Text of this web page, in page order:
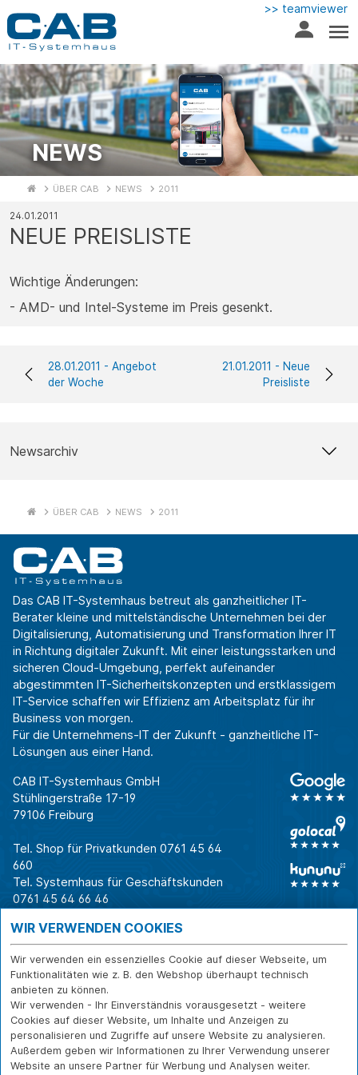
>> teamviewer
NEWS
ÜBER CAB NEWS 2011
24.01.2011
NEUE PREISLISTE
Wichtige Änderungen:
- AMD- und Intel-Systeme im Preis gesenkt.
28.01.2011 - Angebot
der Woche
21.01.2011 - Neue
Preisliste
Newsarchiv
ÜBER CAB NEWS 2011
Das CAB IT-Systemhaus betreut als ganzheitlicher IT-
Berater kleine und mittelständische Unternehmen bei der
Digitalisierung, Automatisierung und Transformation Ihrer IT
in Richtung digitaler Zukunft. Mit einer leistungsstarken und
sicheren Cloud-Umgebung, perfekt aufeinander
abgestimmten IT-Sicherheitskonzepten und erstklassigem
IT-Service schaffen wir Effizienz am Arbeitsplatz für ihr
Business von morgen.
Für die Unternehmens-IT der Zukunft - ganzheitliche IT-
Lösungen aus einer Hand.
CAB IT-Systemhaus GmbH
Stühlingerstraße 17-19
79106 Freiburg
Tel. Shop für Privatkunden 0761 45 64
660
Tel. Systemhaus für Geschäftskunden
0761 45 64 66 46
Warum CAB
Für Business-
Entscheider
Für IT-Leiter
Für Privatkunden
Erfolgsgeschichte
n
Branchen
IT für
IT-Security
IT-Infrastruktur
Softwarelösungen
WLAN-Lösungen
IT-Beratung und
Service
Reparatur
Versand- und
Zahlarten
Rücksendung und
Widerruf
WIR VERWENDEN COOKIES
Wir verwenden ein essenzielles Cookie auf dieser Webseite, um
Funktionalitäten wie z. B. den Webshop überhaupt technisch
anbieten zu können.
Wir verwenden - Ihr Einverständnis vorausgesetzt - weitere
Cookies auf dieser Website, um Inhalte und Anzeigen zu
personalisieren und Zugriffe auf unsere Website zu analysieren.
Außerdem geben wir Informationen zu Ihrer Verwendung unserer
Website an unsere Partner für Werbung und Analysen weiter.